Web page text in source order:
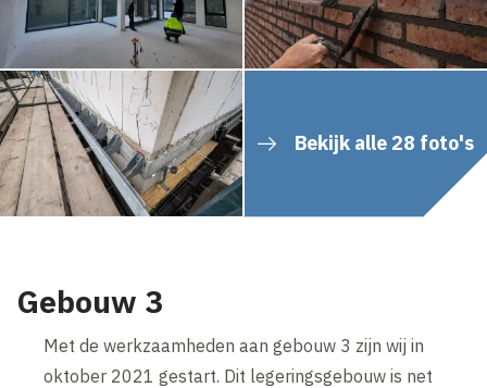
Bekijk alle 28 foto's
Gebouw 3
Met de werkzaamheden aan gebouw 3 zijn wij in
oktober 2021 gestart. Dit legeringsgebouw is net